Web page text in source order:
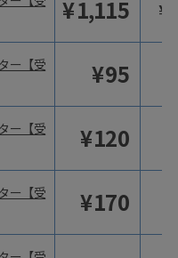
¥1,115 ¥
ー【受
¥95
ー【受
¥120
ー【受
¥170